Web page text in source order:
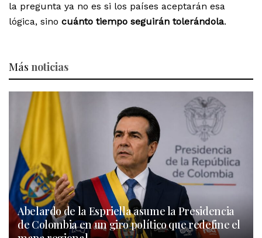
la pregunta ya no es si los países aceptarán esa
lógica, sino cuánto tiempo seguirán tolerándola.
Más noticias
Abelardo de la Espriella asume la Presidencia
de Colombia en un giro político que redefine el